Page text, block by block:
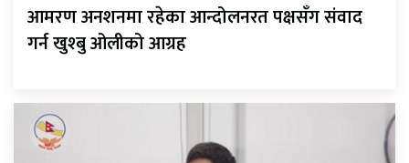
आमरण अनशनमा रहेका आन्दोलनरत पक्षसँग संवाद
गर्न खुश्बु ओलीको आग्रह